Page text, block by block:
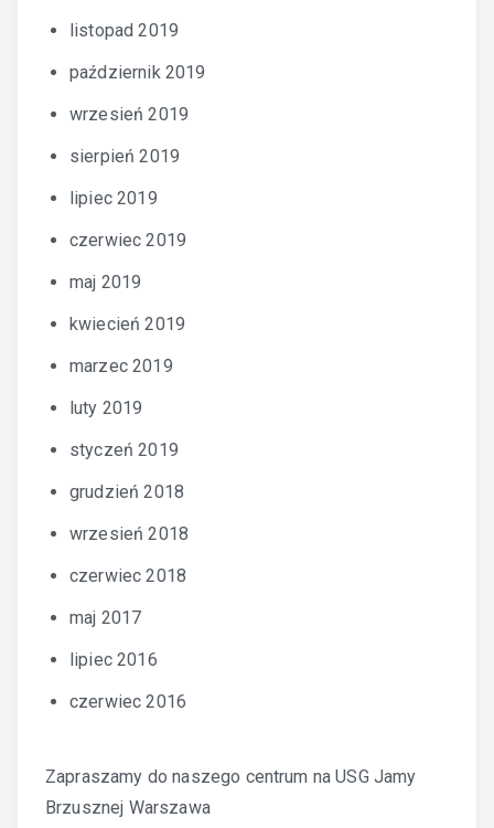
listopad 2019
październik 2019
wrzesień 2019
sierpień 2019
lipiec 2019
czerwiec 2019
maj 2019
kwiecień 2019
marzec 2019
luty 2019
styczeń 2019
grudzień 2018
wrzesień 2018
czerwiec 2018
maj 2017
lipiec 2016
czerwiec 2016
Zapraszamy do naszego centrum naUSG Jamy
Brzusznej Warszawa